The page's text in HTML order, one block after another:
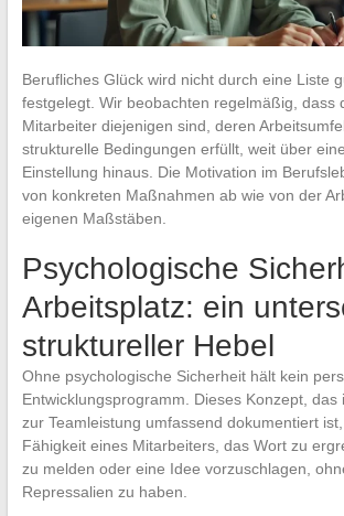
Berufliches Glück wird nicht durch eine Liste
festgelegt. Wir beobachten regelmäßig, dass
Mitarbeiter diejenigen sind, deren
strukturelle Bedingungen erfüllt, weit über
Einstellung hinaus. Die Motivation im
von konkreten Maßnahmen ab wie von der
eigenen Maßstäben.
Psychologische
Arbeitsplatz: ein
struktureller Hebel
Ohne psychologische Sicherheit hält kein
Entwicklungsprogramm. Dieses Konzept, das
zur Teamleistung umfassend dokumentiert
Fähigkeit eines Mitarbeiters, das Wort zu
zu melden oder eine Idee vorzuschlagen,
Repressalien zu haben.